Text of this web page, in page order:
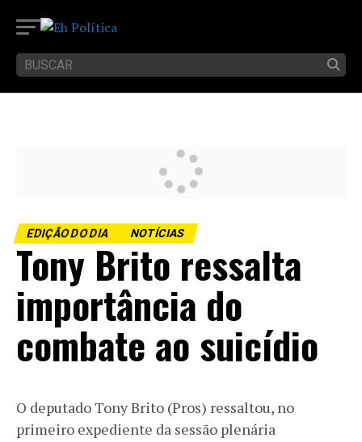
EDIÇÃO DO DIA NOTÍCIAS
Tony Brito ressalta
importância do
combate ao suicídio
O deputado Tony Brito (Pros) ressaltou, no
primeiro expediente da sessão plenária